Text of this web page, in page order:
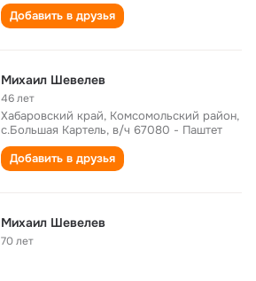
Добавить в друзья
Михаил Шевелев
46 лет
Хабаровский край, Комсомольский район,
с.Большая Картель, в/ч 67080 - Паштет
Добавить в друзья
Михаил Шевелев
70 лет